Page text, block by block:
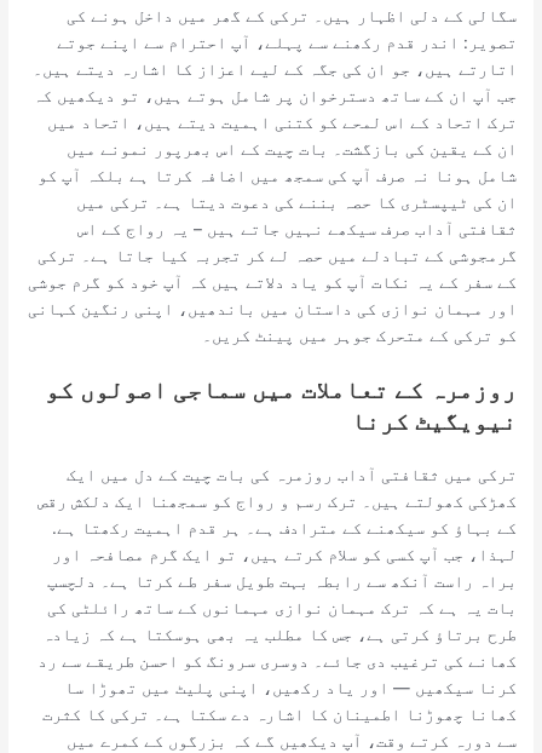
سگالی کے دلی اظہار ہیں۔ ترکی کے گھر میں داخل ہونے کی
تصویر: اندر قدم رکھنے سے پہلے، آپ احترام سے اپنے جوتے
اتارتے ہیں، جو ان کی جگہ کے لیے اعزاز کا اشارہ دیتے ہیں۔
جب آپ ان کے ساتھ دسترخوان پر شامل ہوتے ہیں، تو دیکھیں کہ
ترک اتحاد کے اس لمحے کو کتنی اہمیت دیتے ہیں، اتحاد میں
ان کے یقین کی بازگشت۔ بات چیت کے اس بھرپور نمونے میں
شامل ہونا نہ صرف آپ کی سمجھ میں اضافہ کرتا ہے بلکہ آپ کو
ان کی ٹیپسٹری کا حصہ بننے کی دعوت دیتا ہے۔ ترکی میں
ثقافتی آداب صرف سیکھے نہیں جاتے ہیں – یہ رواج کے اس
گرمجوشی کے تبادلے میں حصہ لے کر تجربہ کیا جاتا ہے۔ ترکی
کے سفر کے یہ نکات آپ کو یاد دلاتے ہیں کہ آپ خود کو گرم جوشی
اور مہمان نوازی کی داستان میں باندھیں، اپنی رنگین کہانی
کو ترکی کے متحرک جوہر میں پینٹ کریں۔
روزمرہ کے تعاملات میں سماجی اصولوں کو
نیویگیٹ کرنا
ترکی میں ثقافتی آداب روزمرہ کی بات چیت کے دل میں ایک
کھڑکی کھولتے ہیں۔ ترک رسم و رواج کو سمجھنا ایک دلکش رقص
کے بہاؤ کو سیکھنے کے مترادف ہے۔ ہر قدم اہمیت رکھتا ہے.
لہذا، جب آپ کسی کو سلام کرتے ہیں، تو ایک گرم مصافحہ اور
براہ راست آنکھ سے رابطہ بہت طویل سفر طے کرتا ہے۔ دلچسپ
بات یہ ہے کہ ترک مہمان نوازی مہمانوں کے ساتھ رائلٹی کی
طرح برتاؤ کرتی ہے، جس کا مطلب یہ بھی ہوسکتا ہے کہ زیادہ
کھانے کی ترغیب دی جائے۔ دوسری سرونگ کو احسن طریقے سے رد
کرنا سیکھیں — اور یاد رکھیں، اپنی پلیٹ میں تھوڑا سا
کھانا چھوڑنا اطمینان کا اشارہ دے سکتا ہے۔ ترکی کا کثرت
سے دورہ کرتے وقت، آپ دیکھیں گے کہ بزرگوں کے کمرے میں